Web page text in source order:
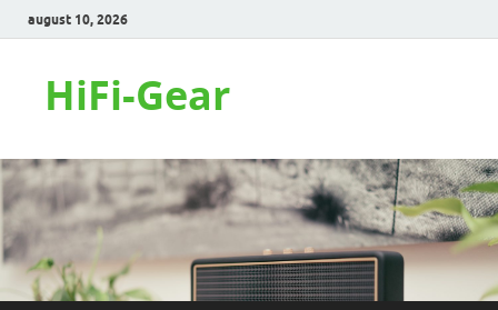
august 10, 2026
HiFi-Gear